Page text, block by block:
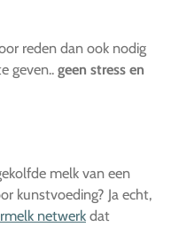
reden dan ook nodig
geven.. geen stress en
melk van een
kunstvoeding? Ja echt,
netwerk dat